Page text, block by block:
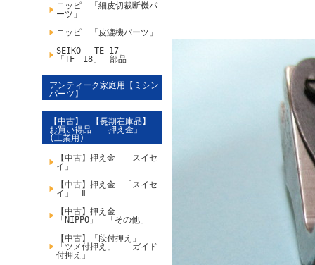
ニッピ 「細皮切裁断機パ
ーツ」
ニッピ 「皮漉機パーツ」
SEIKO 「TE 17」
「TF 18」 部品
アンティーク家庭用【ミシン
パーツ】
【中古】 【長期在庫品】
お買い得品 「押え金」
(工業用)
【中古】押え金 「スイセ
イ」
【中古】押え金 「スイセ
イ」 Ⅱ
【中古】押え金
「NIPPO」 「その他」
【中古】「段付押え」
「ツメ付押え」 「ガイド
付押え」